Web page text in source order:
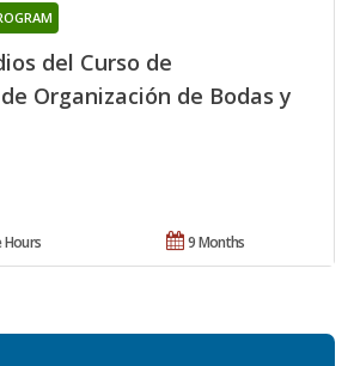
del Curso de
Organización de Bodas y
9 Months
Hours